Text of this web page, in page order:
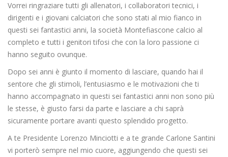
Vorrei ringraziare tutti gli allenatori, i collaboratori tecnici, i
dirigenti e i giovani calciatori che sono stati al mio fianco in
questi sei fantastici anni, la società Montefiascone calcio al
completo e tutti i genitori tifosi che con la loro passione ci
hanno seguito ovunque.
Dopo sei anni è giunto il momento di lasciare, quando hai il
sentore che gli stimoli, l’entusiasmo e le motivazioni che ti
hanno accompagnato in questi sei fantastici anni non sono più
le stesse, è giusto farsi da parte e lasciare a chi saprà
sicuramente portare avanti questo splendido progetto.
A te Presidente Lorenzo Minciotti e a te grande Carlone Santini
vi porterò sempre nel mio cuore, aggiungendo che questi sei